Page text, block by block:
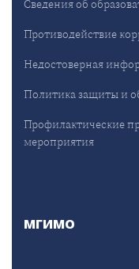
Сведения об
Противодействие
Недостоверная
Политика защиты и
Профилактические
мероприятия
МГИМО